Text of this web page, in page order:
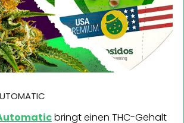
bringt einen THC-Gehalt